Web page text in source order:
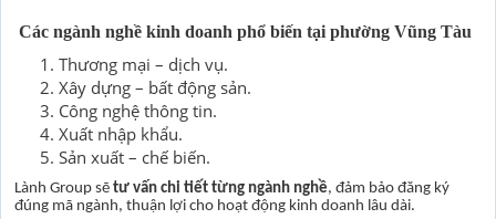
Các ngành nghề kinh doanh phổ biến tại phường Vũng Tàu
Thương mại – dịch vụ.
Xây dựng – bất động sản.
Công nghệ thông tin.
Xuất nhập khẩu.
Sản xuất – chế biến.
Lành Group sẽ tư vấn chi tiết từng ngành nghề, đảm bảo đăng ký
đúng mã ngành, thuận lợi cho hoạt động kinh doanh lâu dài.